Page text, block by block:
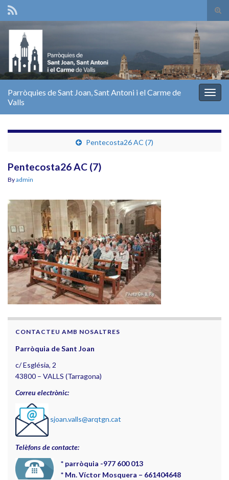
Parròquies de Sant Joan, Sant Antoni i el Carme de
Valls
Pentecosta26 AC (7)
Pentecosta26 AC (7)
Byadmin
CONTACTEU AMB NOSALTRES
Parròquia de Sant Joan
c/ Església, 2
43800 – VALLS (Tarragona)
Correu electrònic:
sjoan.valls@arqtgn.cat
Telèfons de contacte:
* parròquia -977 600 013
* Mn. Víctor Mosquera – 661404648